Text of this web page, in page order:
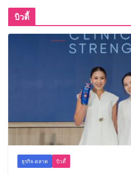
บิวตี้
ธุรกิจ-ตลาด บิวตี้